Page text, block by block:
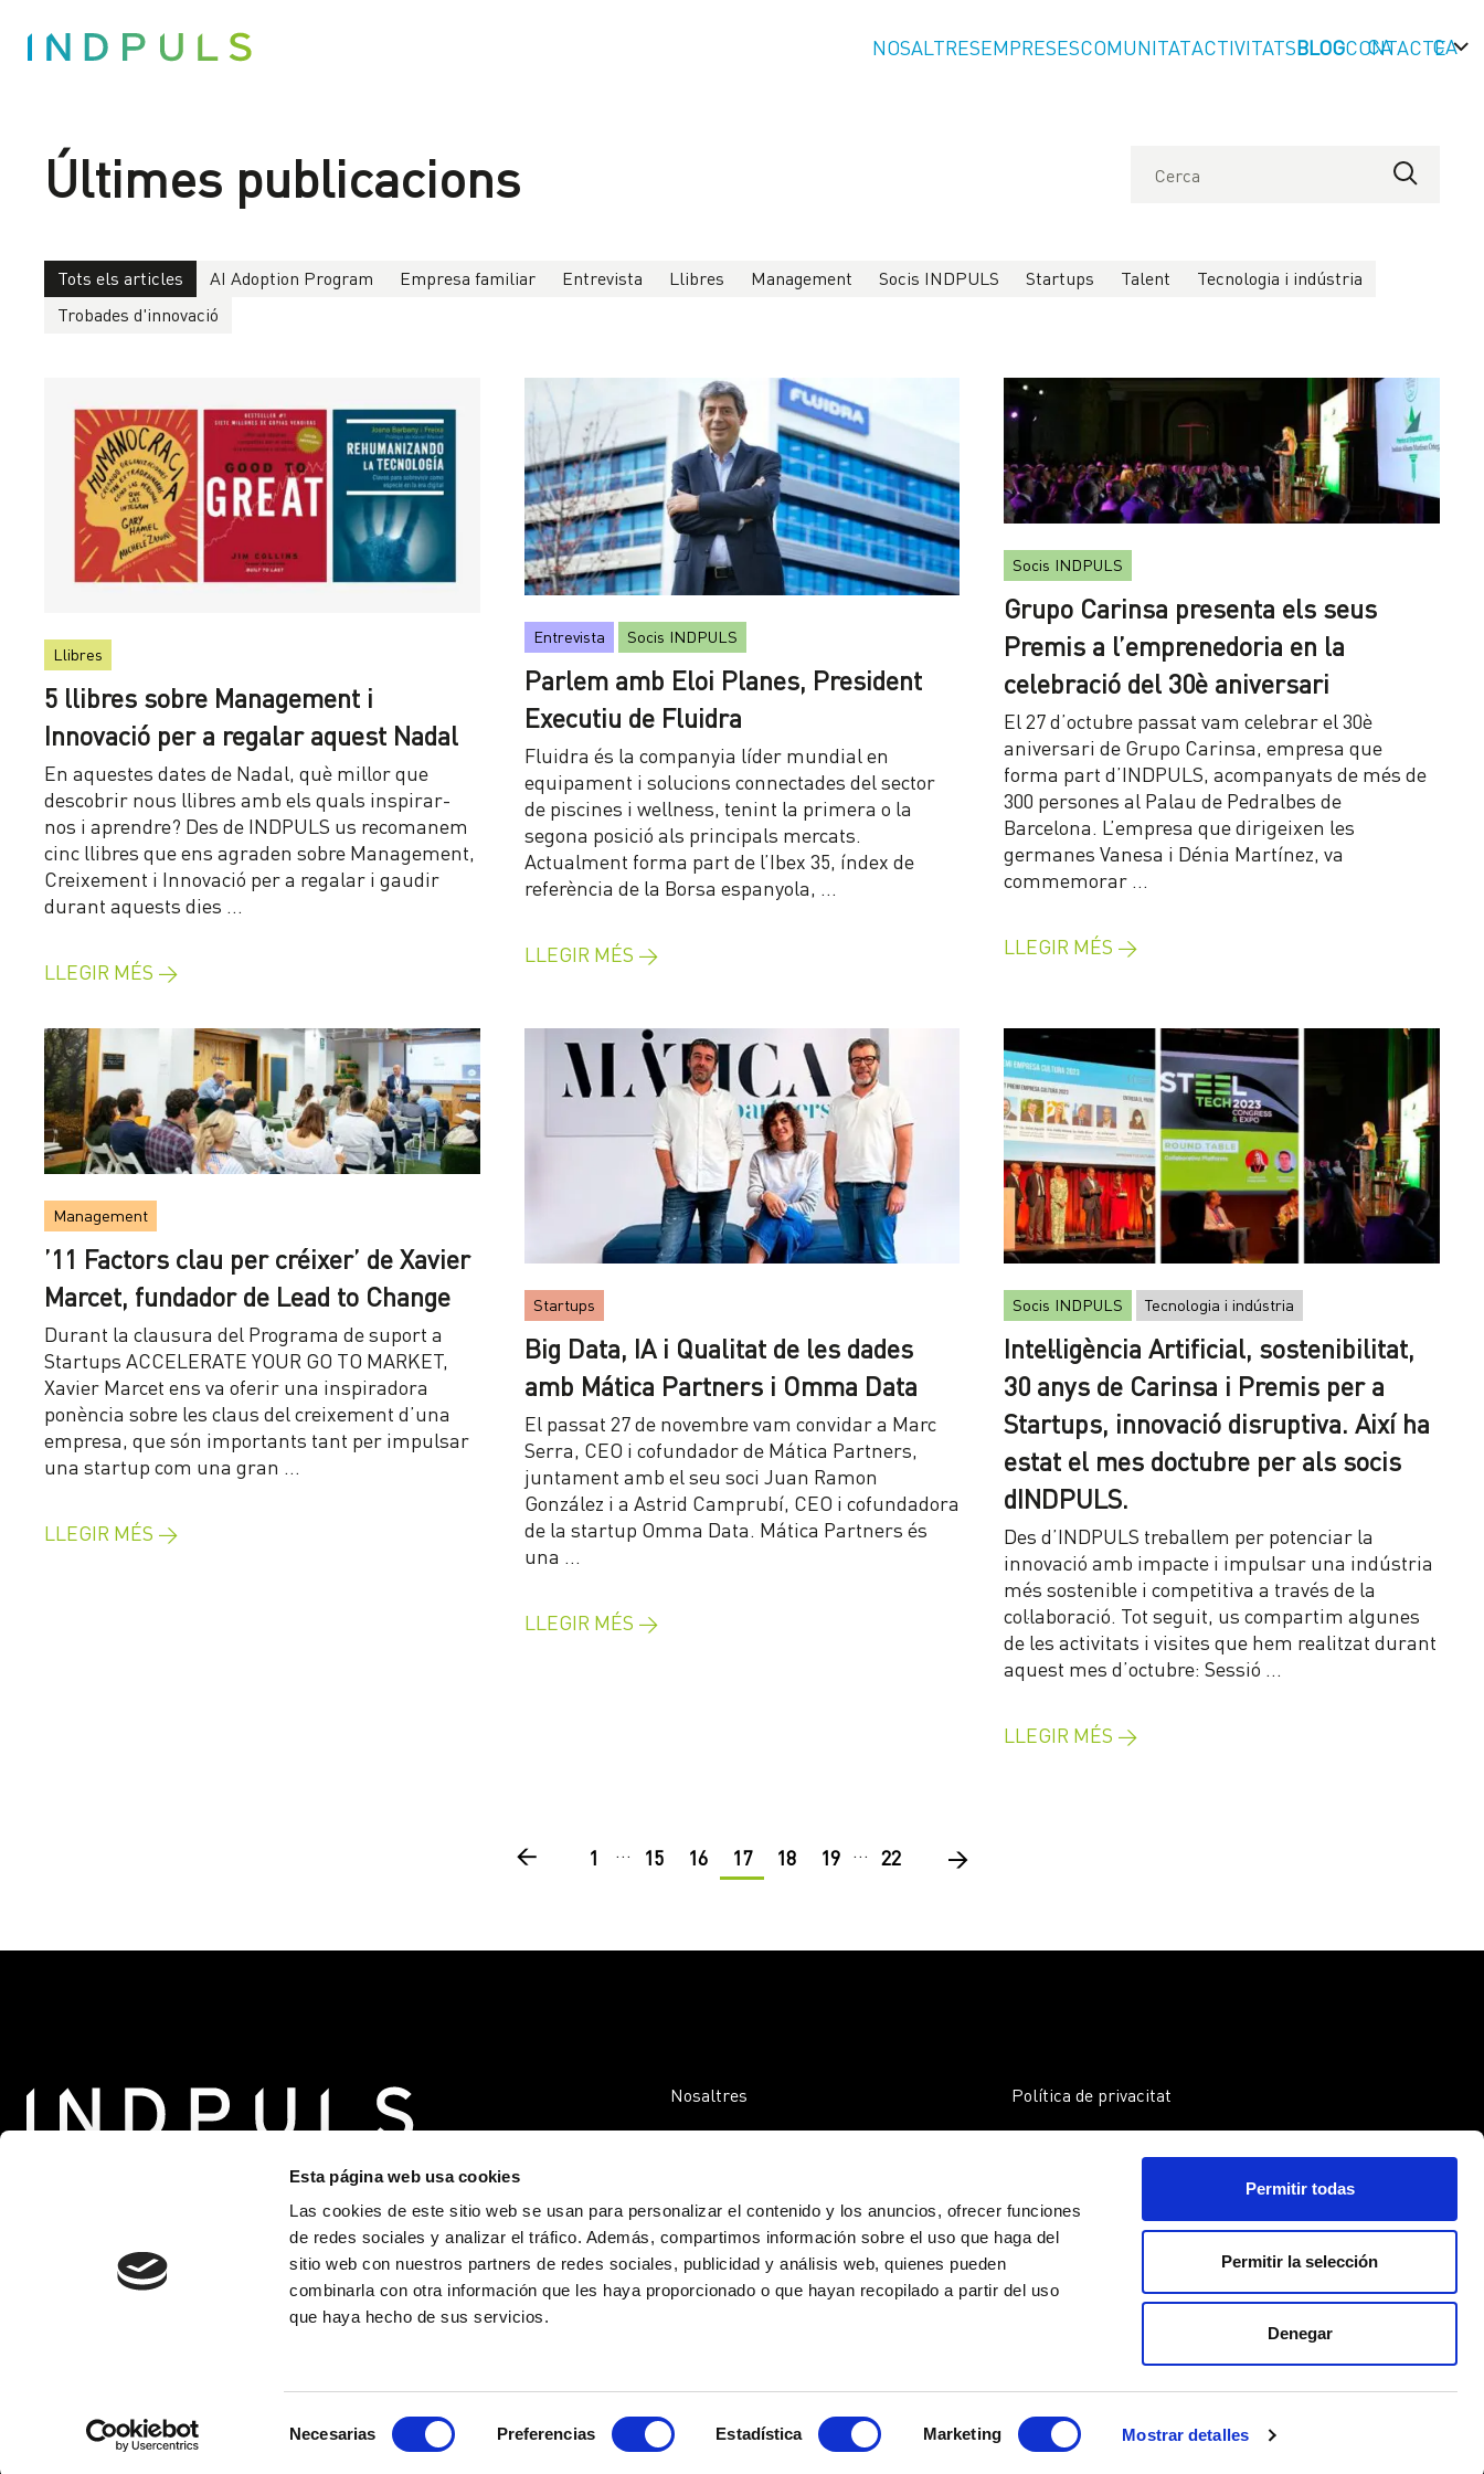
Esta página web usa cookies
Las cookies de este sitio web se usan para personalizar el contenido y los anuncios, ofrecer funciones
de redes sociales y analizar el tráfico. Además, compartimos información sobre el uso que haga del
sitio web con nuestros partners de redes sociales, publicidad y análisis web, quienes pueden
combinarla con otra información que les haya proporcionado o que hayan recopilado a partir del uso
que haya hecho de sus servicios.
Necesarias Preferencias Estadística Marketing Mostrar detalles
Permitir todas
Permitir la selección
Denegar
NOSALTRESEMPRESESCOMUNITATACTIVITATSBLOGCONTACTECA
Últimes publicacions
Tots els articles AI Adoption Program Empresa familiar Entrevista Llibres Management Socis INDPULS Startups Talent
Tecnologia i indústria
Trobades d'innovació
Llibres
5 llibres sobre Management i
Innovació per a regalar aquest Nadal
En aquestes dates de Nadal, què millor que
descobrir nous llibres amb els quals inspirar-
nos i aprendre? Des de INDPULS us recomanem
cinc llibres que ens agraden sobre Management,
Creixement i Innovació per a regalar i gaudir
durant aquests dies …
LLEGIR MÉS →
Entrevista Socis INDPULS
Parlem amb Eloi Planes, President
Executiu de Fluidra
Fluidra és la companyia líder mundial en
equipament i solucions connectades del sector
de piscines i wellness, tenint la primera o la
segona posició als principals mercats.
Actualment forma part de l’Ibex 35, índex de
referència de la Borsa espanyola, …
LLEGIR MÉS →
Socis INDPULS
Grupo Carinsa presenta els seus
Premis a l’emprenedoria en la
celebració del 30è aniversari
El 27 d’octubre passat vam celebrar el 30è
aniversari de Grupo Carinsa, empresa que
forma part d’INDPULS, acompanyats de més de
300 persones al Palau de Pedralbes de
Barcelona. L’empresa que dirigeixen les
germanes Vanesa i Dénia Martínez, va
commemorar …
LLEGIR MÉS →
Management
’11 Factors clau per créixer’ de Xavier
Marcet, fundador de Lead to Change
Durant la clausura del Programa de suport a
Startups ACCELERATE YOUR GO TO MARKET,
Xavier Marcet ens va oferir una inspiradora
ponència sobre les claus del creixement d’una
empresa, que són importants tant per impulsar
una startup com una gran …
LLEGIR MÉS →
Startups
Big Data, IA i Qualitat de les dades
amb Mática Partners i Omma Data
El passat 27 de novembre vam convidar a Marc
Serra, CEO i cofundador de Mática Partners,
juntament amb el seu soci Juan Ramon
González i a Astrid Camprubí, CEO i cofundadora
de la startup Omma Data. Mática Partners és
una …
LLEGIR MÉS →
Socis INDPULS Tecnologia i indústria
Intel·ligència Artificial, sostenibilitat,
30 anys de Carinsa i Premis per a
Startups, innovació disruptiva. Així ha
estat el mes doctubre per als socis
dINDPULS.
Des d’INDPULS treballem per potenciar la
innovació amb impacte i impulsar una indústria
més sostenible i competitiva a través de la
col·laboració. Tot seguit, us compartim algunes
de les activitats i visites que hem realitzat durant
aquest mes d’octubre: Sessió …
LLEGIR MÉS →
1 … 15 16 17 18 19 … 22
Recolzat per
Nosaltres
Empreses
Activitats
Transparència
Política de privacitat
Política de cookies